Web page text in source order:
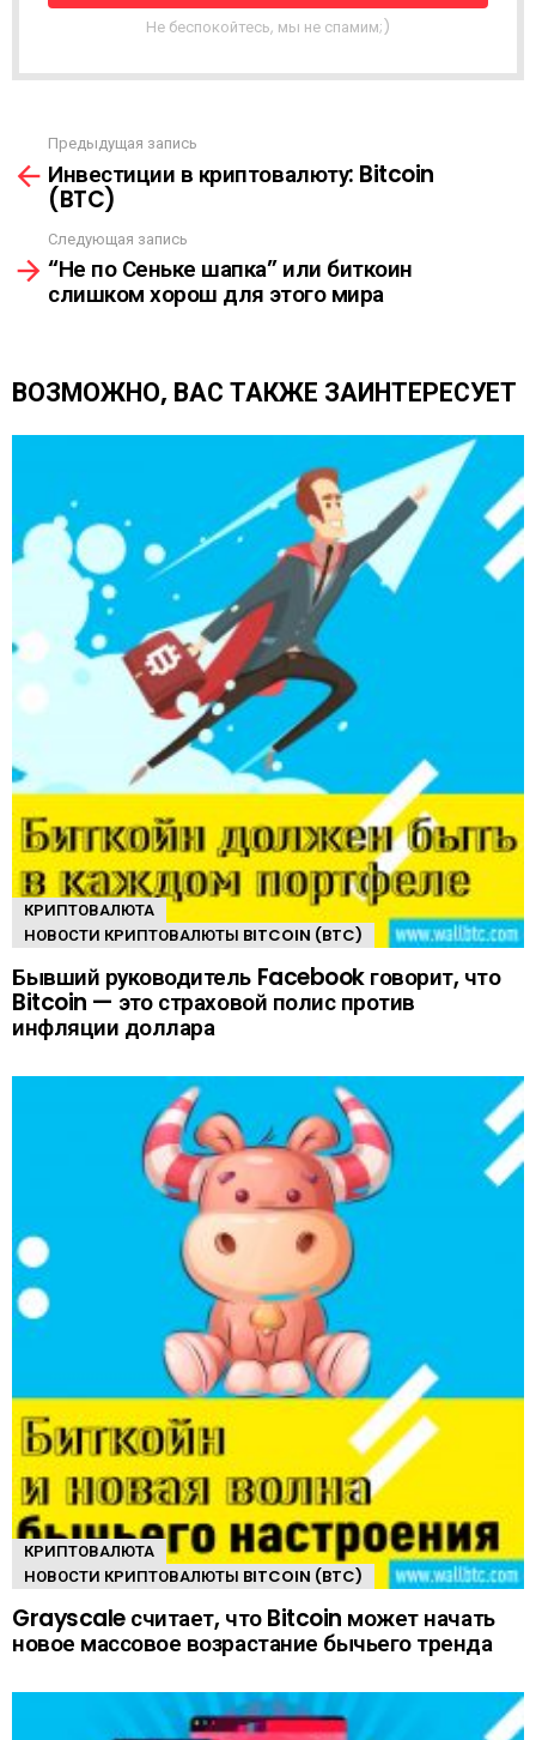
А
Ы
Л
К
А
Не беспокойтесь, мы не спамим;)
м
е
щ
Предыдущая запись
Инвестиции в криптовалюту: Bitcoin
(BTC)
Следующая запись
“Не по Сеньке шапка” или биткоин
слишком хорош для этого мира
ВОЗМОЖНО, ВАС ТАКЖЕ ЗАИНТЕРЕСУЕТ
КРИПТОВАЛЮТА
НОВОСТИ КРИПТОВАЛЮТЫ BITCOIN (BTC)
Бывший руководитель Facebook говорит, что
Bitcoin — это страховой полис против
инфляции доллара
КРИПТОВАЛЮТА
НОВОСТИ КРИПТОВАЛЮТЫ BITCOIN (BTC)
Grayscale считает, что Bitcoin может начать
новое массовое возрастание бычьего тренда